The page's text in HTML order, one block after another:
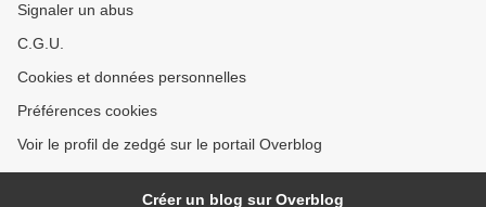
Signaler un abus
C.G.U.
Cookies et données personnelles
Préférences cookies
Voir le profil de zedgé sur le portail Overblog
Créer un blog sur Overblog